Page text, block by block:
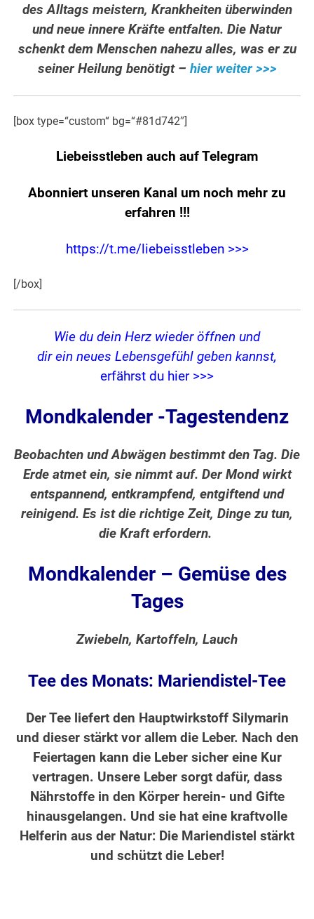
des Alltags meistern, Krankheiten überwinden
und neue innere Kräfte entfalten. Die Natur
schenkt dem Menschen nahezu alles, was er zu
seiner Heilung benötigt – hier weiter >>>
[box type=“custom“ bg=“#81d742″]
Liebeisstleben auch auf Telegram
Abonniert unseren Kanal um noch mehr zu
erfahren !!!
https://t.me/liebeisstleben >>>
[/box]
Wie du dein Herz wieder öffnen und
dir ein neues Lebensgefühl geben kannst,
erfährst du hier >>>
Mondkalender -Tagestendenz
Beobachten und Abwägen bestimmt den Tag. Die
Erde atmet ein, sie nimmt auf. Der Mond wirkt
entspannend, entkrampfend, entgiftend und
reinigend. Es ist die richtige Zeit, Dinge zu tun,
die Kraft erfordern.
Mondkalender – Gemüse des
Tages
Zwiebeln, Kartoffeln, Lauch
Tee des Monats: Mariendistel-Tee
Der Tee liefert den Hauptwirkstoff Silymarin
und dieser stärkt vor allem die Leber. Nach den
Feiertagen kann die Leber sicher eine Kur
vertragen. Unsere Leber sorgt dafür, dass
Nährstoffe in den Körper herein- und Gifte
hinausgelangen. Und sie hat eine kraftvolle
Helferin aus der Natur: Die Mariendistel stärkt
und schützt die Leber!